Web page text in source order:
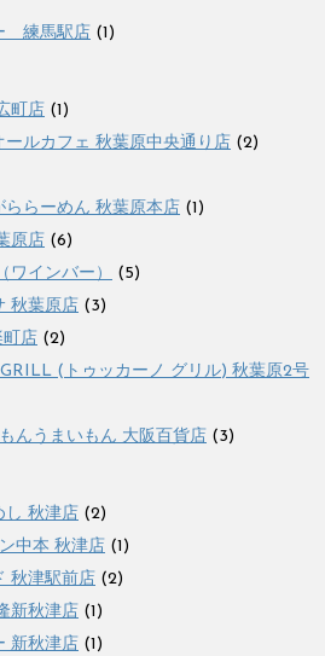
練馬駅店 (1)
町店 (1)
ールカフェ 秋葉原中央通り店 (2)
ららーめん 秋葉原本店 (1)
原店 (6)
ワインバー）
(5)
秋葉原店 (3)
店 (2)
(トゥッカーノ グリル) 秋葉原2号
んうまいもん 大阪百貨店 (3)
し 秋津店 (2)
中本 秋津店 (1)
秋津駅前店 (2)
新秋津店 (1)
新秋津店 (1)